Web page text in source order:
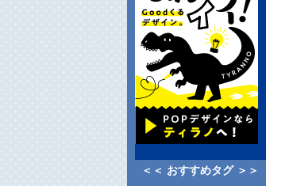
＜＜ おすすめタグ ＞＞